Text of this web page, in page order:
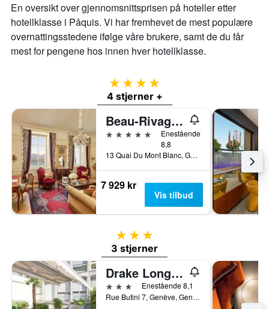
En oversikt over gjennomsnittsprisen på hoteller etter
hotellklasse i Pâquis. Vi har fremhevet de mest populære
overnattingsstedene ifølge våre brukere, samt de du får
mest for pengene hos innen hver hotellklasse.
4 stjerner
4 stjerner +
Beau-Rivage Genève
5 stjerner
Enestående
8,8
13 Quai Du Mont Blanc, Genève, Geneve, Sveits
7 929 kr
Vis tilbud
3 stjerner
3 stjerner
Drake Longchamp
3 stjernerEnestående 8,1
Rue Butini 7, Genève, Geneve, Sveits